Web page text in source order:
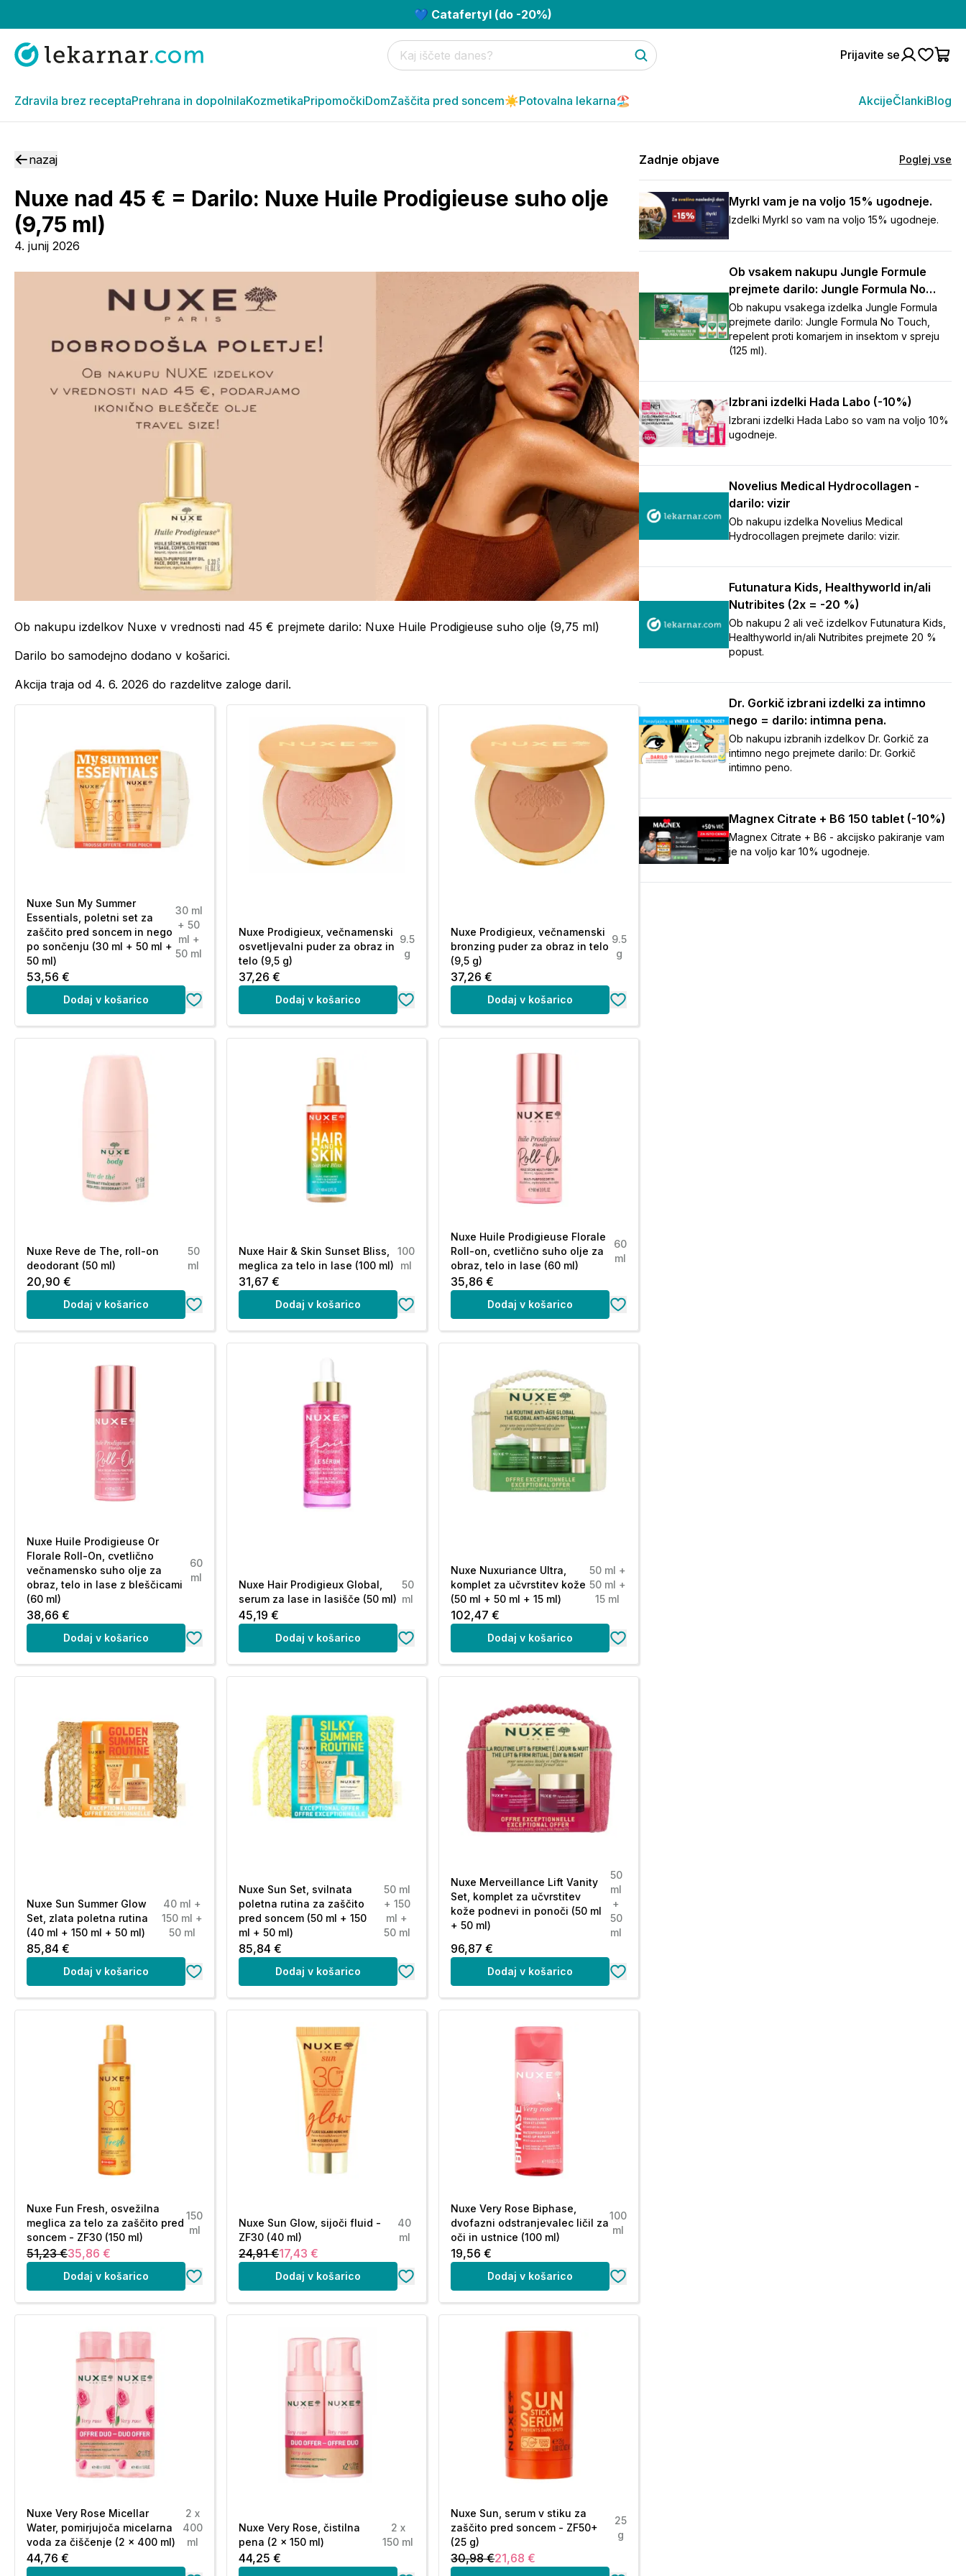
💙 Catafertyl (do -20%)
Prijavite se
Zdravila brez receptaPrehrana in dopolnilaKozmetikaPripomočkiDomZaščita pred soncem☀️Potovalna lekarna🏖️ AkcijeČlankiBlog
nazaj
Nuxe nad 45 € = Darilo: Nuxe Huile Prodigieuse suho olje
(9,75 ml)
4. junij 2026
Ob nakupu izdelkov Nuxe v vrednosti nad 45 € prejmete darilo: Nuxe Huile Prodigieuse suho olje (9,75 ml)
Darilo bo samodejno dodano v košarici.
Akcija traja od 4. 6. 2026 do razdelitve zaloge daril.
Nuxe Sun My Summer
Essentials, poletni set za
zaščito pred soncem in nego
po sončenju (30 ml + 50 ml +
50 ml)
30 ml
+ 50
ml +
50 ml
53,56 €
Dodaj v košarico
Nuxe Prodigieux, večnamenski
osvetljevalni puder za obraz in
telo (9,5 g)
9.5
g
37,26 €
Dodaj v košarico
Nuxe Prodigieux, večnamenski
bronzing puder za obraz in telo
(9,5 g)
9.5
g
37,26 €
Dodaj v košarico
Nuxe Reve de The, roll-on
deodorant (50 ml)
50
ml
20,90 €
Dodaj v košarico
Nuxe Hair & Skin Sunset Bliss,
meglica za telo in lase (100 ml)
100
ml
31,67 €
Dodaj v košarico
Nuxe Huile Prodigieuse Florale
Roll-on, cvetlično suho olje za
obraz, telo in lase (60 ml)
60
ml
35,86 €
Dodaj v košarico
Nuxe Huile Prodigieuse Or
Florale Roll-On, cvetlično
večnamensko suho olje za
obraz, telo in lase z bleščicami
(60 ml)
60
ml
38,66 €
Dodaj v košarico
Nuxe Hair Prodigieux Global,
serum za lase in lasišče (50 ml)
50
ml
45,19 €
Dodaj v košarico
Nuxe Nuxuriance Ultra,
komplet za učvrstitev kože
(50 ml + 50 ml + 15 ml)
50 ml +
50 ml +
15 ml
102,47 €
Dodaj v košarico
Nuxe Sun Summer Glow
Set, zlata poletna rutina
(40 ml + 150 ml + 50 ml)
40 ml +
150 ml +
50 ml
85,84 €
Dodaj v košarico
Nuxe Sun Set, svilnata
poletna rutina za zaščito
pred soncem (50 ml + 150
ml + 50 ml)
50 ml
+ 150
ml +
50 ml
85,84 €
Dodaj v košarico
Nuxe Merveillance Lift Vanity
Set, komplet za učvrstitev
kože podnevi in ponoči (50 ml
+ 50 ml)
50
ml
+
50
ml
96,87 €
Dodaj v košarico
Nuxe Fun Fresh, osvežilna
meglica za telo za zaščito pred
soncem - ZF30 (150 ml)
150
ml
51,23 €35,86 €
Dodaj v košarico
Nuxe Sun Glow, sijoči fluid -
ZF30 (40 ml)
40
ml
24,91 €17,43 €
Dodaj v košarico
Nuxe Very Rose Biphase,
dvofazni odstranjevalec ličil za
oči in ustnice (100 ml)
100
ml
19,56 €
Dodaj v košarico
Nuxe Very Rose Micellar
Water, pomirjujoča micelarna
voda za čiščenje (2 x 400 ml)
2 x
400
ml
44,76 €
Nuxe Very Rose, čistilna
pena (2 x 150 ml)
2 x
150 ml
44,25 €
Nuxe Sun, serum v stiku za
zaščito pred soncem - ZF50+
(25 g)
25
g
30,98 €21,68 €
Zadnje objave Poglej vse
Myrkl vam je na voljo 15% ugodneje.
Izdelki Myrkl so vam na voljo 15% ugodneje.
Ob vsakem nakupu Jungle Formule
prejmete darilo: Jungle Formula No
Touch repelent (125 ml)
Ob nakupu vsakega izdelka Jungle Formula
prejmete darilo: Jungle Formula No Touch,
repelent proti komarjem in insektom v spreju
(125 ml).
Izbrani izdelki Hada Labo (-10%)
Izbrani izdelki Hada Labo so vam na voljo 10%
ugodneje.
Novelius Medical Hydrocollagen -
darilo: vizir
Ob nakupu izdelka Novelius Medical
Hydrocollagen prejmete darilo: vizir.
Futunatura Kids, Healthyworld in/ali
Nutribites (2x = -20 %)
Ob nakupu 2 ali več izdelkov Futunatura Kids,
Healthyworld in/ali Nutribites prejmete 20 %
popust.
Dr. Gorkič izbrani izdelki za intimno
nego = darilo: intimna pena.
Ob nakupu izbranih izdelkov Dr. Gorkič za
intimno nego prejmete darilo: Dr. Gorkič
intimno peno.
Magnex Citrate + B6 150 tablet (-10%)
Magnex Citrate + B6 - akcijsko pakiranje vam
je na voljo kar 10% ugodneje.